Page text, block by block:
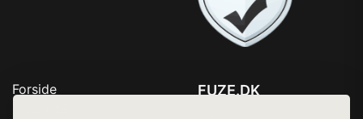
Forside
FUZE.DK